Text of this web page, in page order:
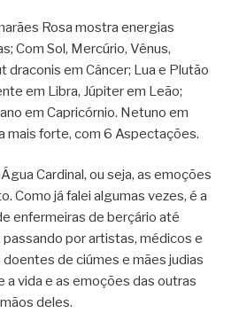
Rosa mostra energias
Com Sol, Mercúrio, Vênus,
draconis em Câncer; Lua e Plutão
em Libra, Júpiter em Leão;
em Capricórnio. Netuno em
mais forte, com 6 Aspectações.
Cardinal, ou seja, as emoções
Como já falei algumas vezes, é a
enfermeiras de berçário até
por artistas, médicos e
de ciúmes e mães judias
a vida e as emoções das outras
deles.